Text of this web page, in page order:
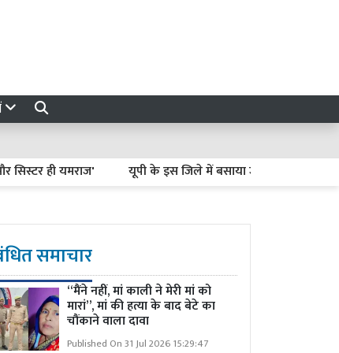
ही यमराज' यूपी के इस जिले में बसाया जाएगा बंदरों का अपना
समाचार
“मैंने नहीं, मां काली ने मेरी मां को
मारां”, मां की हत्या के बाद बेटे का
चौंकाने वाला दावा
Published On 31 Jul 2026 15:29:47